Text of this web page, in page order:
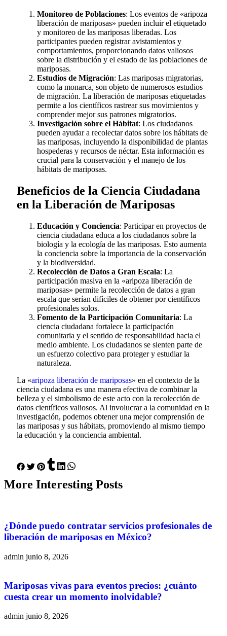
Monitoreo de Poblaciones: Los eventos de «aripoza
liberación de mariposas» pueden incluir el etiquetado
y monitoreo de las mariposas liberadas. Los
participantes pueden registrar avistamientos y
comportamientos, proporcionando datos valiosos
sobre la distribución y el estado de las poblaciones de
mariposas.
Estudios de Migración: Las mariposas migratorias,
como la monarca, son objeto de numerosos estudios
de migración. La liberación de mariposas etiquetadas
permite a los científicos rastrear sus movimientos y
comprender mejor sus patrones migratorios.
Investigación sobre el Hábitat: Los ciudadanos
pueden ayudar a recolectar datos sobre los hábitats de
las mariposas, incluyendo la disponibilidad de plantas
hospederas y recursos de néctar. Esta información es
crucial para la conservación y el manejo de los
hábitats de mariposas.
Beneficios de la Ciencia Ciudadana
en la Liberación de Mariposas
Educación y Conciencia: Participar en proyectos de
ciencia ciudadana educa a los ciudadanos sobre la
biología y la ecología de las mariposas. Esto aumenta
la conciencia sobre la importancia de la conservación
y la biodiversidad.
Recolección de Datos a Gran Escala: La
participación masiva en la «aripoza liberación de
mariposas» permite la recolección de datos a gran
escala que serían difíciles de obtener por científicos
profesionales solos.
Fomento de la Participación Comunitaria: La
ciencia ciudadana fortalece la participación
comunitaria y el sentido de responsabilidad hacia el
medio ambiente. Los ciudadanos se sienten parte de
un esfuerzo colectivo para proteger y estudiar la
naturaleza.
La «aripoza liberación de mariposas» en el contexto de la
ciencia ciudadana es una manera efectiva de combinar la
belleza y el simbolismo de este acto con la recolección de
datos científicos valiosos. Al involucrar a la comunidad en la
investigación, podemos obtener una mejor comprensión de
las mariposas y sus hábitats, promoviendo al mismo tiempo
la educación y la conciencia ambiental.
More Interesting Posts
¿Dónde puedo contratar servicios profesionales de
liberación de mariposas en México?
admin junio 8, 2026
Mariposas vivas para eventos precios: ¿cuánto
cuesta crear un momento inolvidable?
admin junio 8, 2026